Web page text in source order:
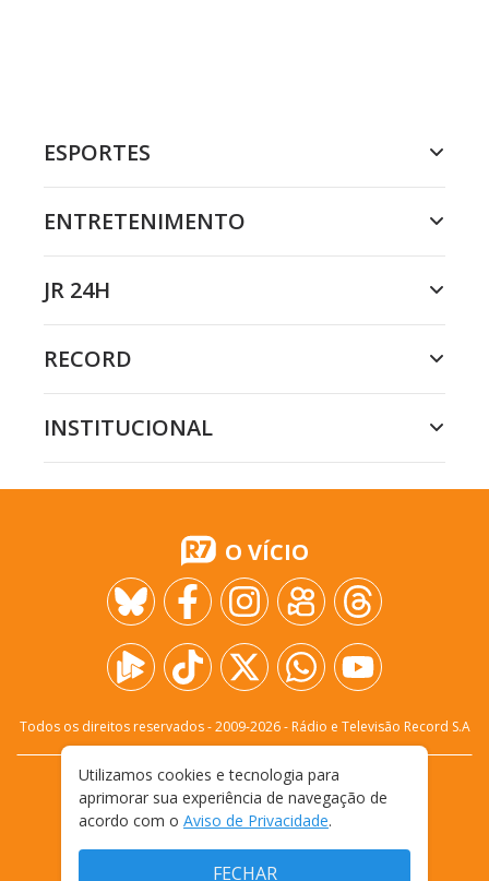
ESPORTES
ENTRETENIMENTO
JR 24H
RECORD
INSTITUCIONAL
O VÍCIO
Todos os direitos reservados - 2009-2026- Rádio e Televisão Record S.A
FALE CONOSCO
PRIVACIDADE
TERMOS E CONDIÇÕES DE USO
Utilizamos cookies e tecnologia para
aprimorar sua experiência de navegação de
acordo com o Aviso de Privacidade.
FECHAR